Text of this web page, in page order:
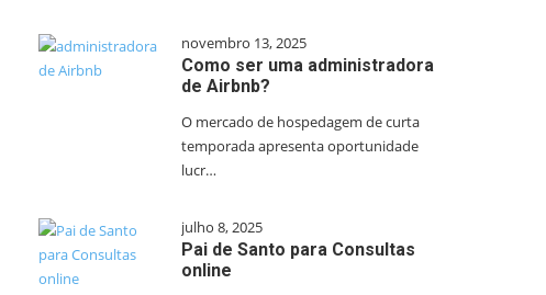
novembro 13, 2025
Como ser uma administradora
de Airbnb?
O mercado de hospedagem de curta
temporada apresenta oportunidade
lucr…
julho 8, 2025
Pai de Santo para Consultas
online